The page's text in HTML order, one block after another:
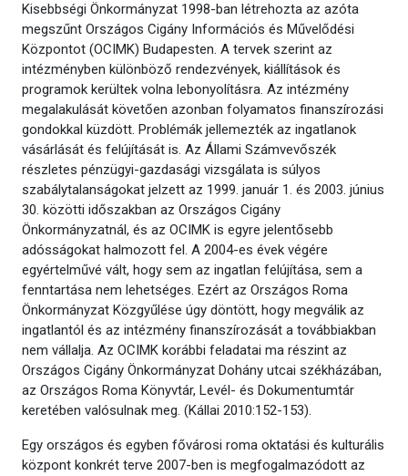
Kisebbségi Önkormányzat 1998-ban létrehozta az azóta
megszűnt Országos Cigány Információs és Művelődési
Központot (OCIMK) Budapesten. A tervek szerint az
intézményben különböző rendezvények, kiállítások és
programok kerültek volna lebonyolításra. Az intézmény
megalakulását követően azonban folyamatos finanszírozási
gondokkal küzdött. Problémák jellemezték az ingatlanok
vásárlását és felújítását is. Az Állami Számvevőszék
részletes pénzügyi-gazdasági vizsgálata is súlyos
szabálytalanságokat jelzett az 1999. január 1. és 2003. június
30. közötti időszakban az Országos Cigány
Önkormányzatnál, és az OCIMK is egyre jelentősebb
adósságokat halmozott fel. A 2004-es évek végére
egyértelművé vált, hogy sem az ingatlan felújítása, sem a
fenntartása nem lehetséges. Ezért az Országos Roma
Önkormányzat Közgyűlése úgy döntött, hogy megválik az
ingatlantól és az intézmény finanszírozását a továbbiakban
nem vállalja. Az OCIMK korábbi feladatai ma részint az
Országos Cigány Önkormányzat Dohány utcai székházában,
az Országos Roma Könyvtár, Levél- és Dokumentumtár
keretében valósulnak meg. (Kállai 2010:152-153).
Egy országos és egyben fővárosi roma oktatási és kulturális
központ konkrét terve 2007-ben is megfogalmazódott az